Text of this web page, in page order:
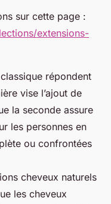
sur cette page :
extensions-
répondent
vise l’ajout de
la seconde assure
les personnes en
ou confrontées
cheveux naturels
les cheveux